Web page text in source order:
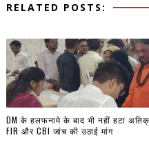
RELATED POSTS:
DM के हलफनामे के बाद भी नहीं हटा
FIR और CBI जांच की उठाई मांग